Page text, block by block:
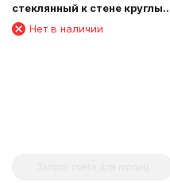
стеклянный к стене круглый
11011AНет в наличии